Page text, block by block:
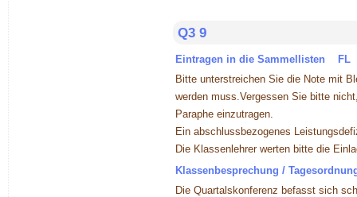
Q3 9
Eintragen in die Sammellisten FL
Bitte unterstreichen Sie die Note mit
werden muss.Vergessen Sie bitte
Paraphe einzutragen.
Ein abschlussbezogenes
Die Klassenlehrer werten bitte die
Klassenbesprechung /
Die Quartalskonferenz befasst sich